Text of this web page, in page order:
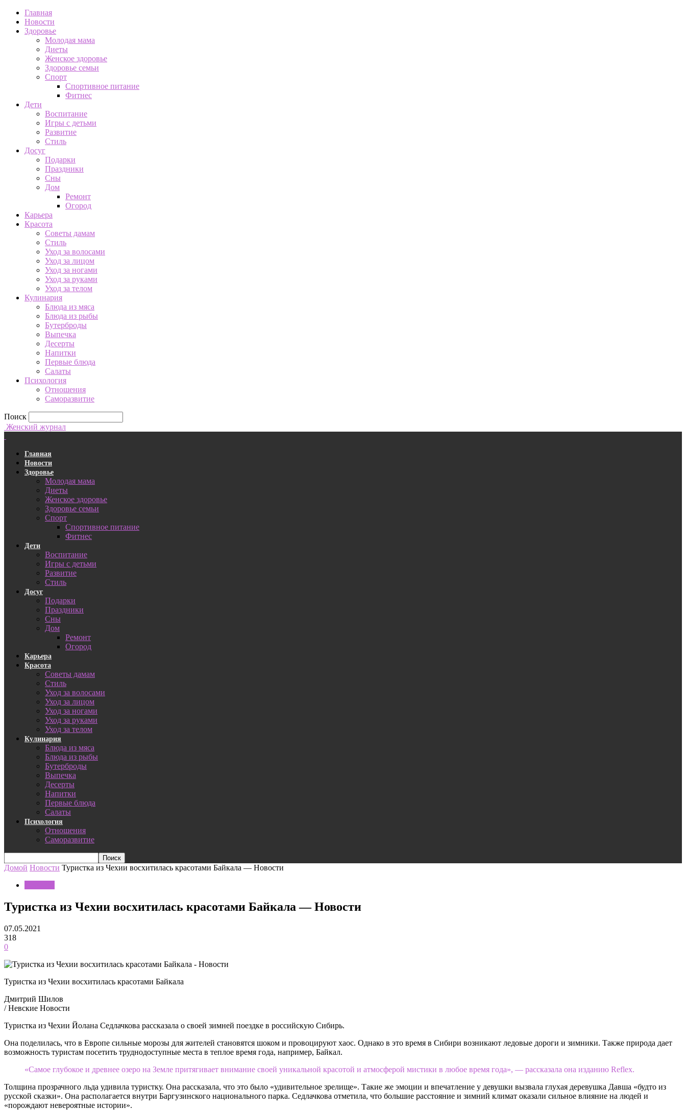
Главная
Новости
Здоровье
Молодая мама
Диеты
Женское здоровье
Здоровье семьи
Спорт
Спортивное питание
Фитнес
Дети
Воспитание
Игры с детьми
Развитие
Стиль
Досуг
Подарки
Праздники
Сны
Дом
Ремонт
Огород
Карьера
Красота
Советы дамам
Стиль
Уход за волосами
Уход за лицом
Уход за ногами
Уход за руками
Уход за телом
Кулинария
Блюда из мяса
Блюда из рыбы
Бутерброды
Выпечка
Десерты
Напитки
Первые блюда
Салаты
Психология
Отношения
Саморазвитие
Поиск
Женский журнал
Главная
Новости
Здоровье
Молодая мама
Диеты
Женское здоровье
Здоровье семьи
Спорт
Спортивное питание
Фитнес
Дети
Воспитание
Игры с детьми
Развитие
Стиль
Досуг
Подарки
Праздники
Сны
Дом
Ремонт
Огород
Карьера
Красота
Советы дамам
Стиль
Уход за волосами
Уход за лицом
Уход за ногами
Уход за руками
Уход за телом
Кулинария
Блюда из мяса
Блюда из рыбы
Бутерброды
Выпечка
Десерты
Напитки
Первые блюда
Салаты
Психология
Отношения
Саморазвитие
Домой Новости Туристка из Чехии восхитилась красотами Байкала — Новости
Туристка из Чехии восхитилась красотами Байкала — Новости
07.05.2021
318
0
Туристка из Чехии восхитилась красотами Байкала
Дмитрий Шилов
/ Невские Новости
Туристка из Чехии Йолана Седлачкова рассказала о своей зимней поездке в российскую Сибирь.
Она поделилась, что в Европе сильные морозы для жителей становятся шоком и провоцируют хаос. Однако в это время в Сибири возникают ледовые дороги и зимники. Также природа дает
возможность туристам посетить труднодоступные места в теплое время года, например, Байкал.
«Самое глубокое и древнее озеро на Земле притягивает внимание своей уникальной красотой и атмосферой мистики в любое время года», — рассказала она изданию Reflex.
Толщина прозрачного льда удивила туристку. Она рассказала, что это было «удивительное зрелище». Такие же эмоции и впечатление у девушки вызвала глухая деревушка Давша «будто из
русской сказки». Она располагается внутри Баргузинского национального парка. Седлачкова отметила, что большие расстояние и зимний климат оказали сильное влияние на людей и
«порождают невероятные истории».